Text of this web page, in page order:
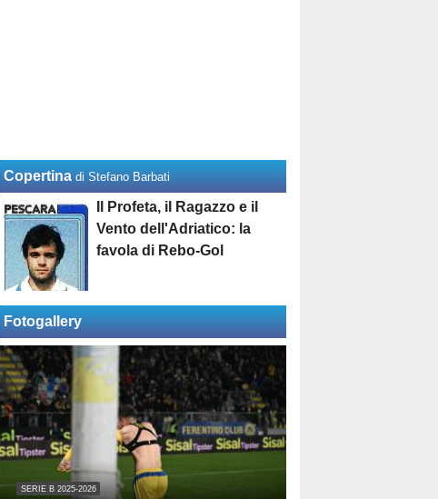
Copertina di Stefano Barbati
Il Profeta, il Ragazzo e il
Vento dell'Adriatico: la
favola di Rebo-Gol
Fotogallery
SERIE B 2025-2026